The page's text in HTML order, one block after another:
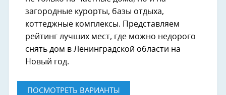
загородные курорты, базы отдыха,
коттеджные комплексы. Представляем
рейтинг лучших мест, где можно недорого
снять дом в Ленинградской области на
Новый год.
ПОСМОТРЕТЬ ВАРИАНТЫ